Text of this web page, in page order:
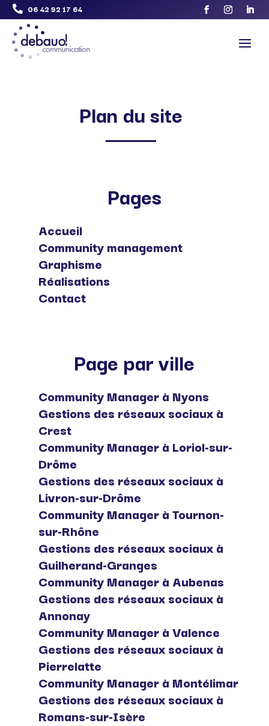
 06 42 92 17 64
Plan du site
Pages
Accueil
Community management
Graphisme
Réalisations
Contact
Page par ville
Community Manager à Nyons
Gestions des réseaux sociaux à
Crest
Community Manager à Loriol-sur-
Drôme
Gestions des réseaux sociaux à
Livron-sur-Drôme
Community Manager à Tournon-
sur-Rhône
Gestions des réseaux sociaux à
Guilherand-Granges
Community Manager à Aubenas
Gestions des réseaux sociaux à
Annonay
Community Manager à Valence
Gestions des réseaux sociaux à
Pierrelatte
Community Manager à Montélimar
Gestions des réseaux sociaux à
Romans-sur-Isère